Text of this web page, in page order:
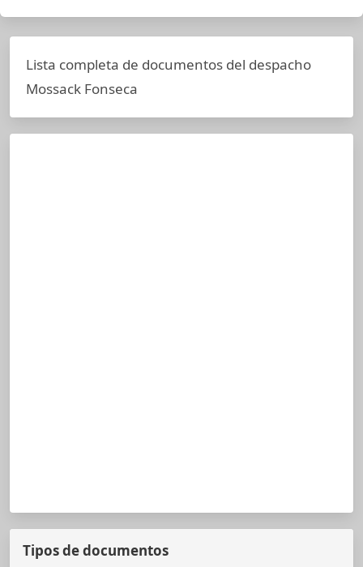
Lista completa de documentos del despacho
Mossack Fonseca
Tipos de documentos